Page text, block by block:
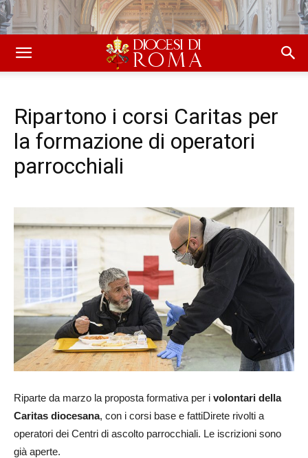
Ripartono i corsi Caritas per
la formazione di operatori
parrocchiali
Riparte da marzo la proposta formativa per i volontari della
Caritas diocesana, con i corsi base e fattiDirete rivolti a
operatori dei Centri di ascolto parrocchiali. Le iscrizioni sono
già aperte.